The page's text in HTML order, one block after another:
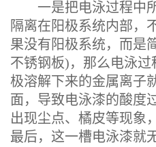
一是把电泳过程中所
隔离在阳极系统内部，
果没有阳极系统，而是
不锈钢板)，那么电泳
极溶解下来的金属离子
面，导致电泳漆的酸度
出现尘点、橘皮等现象
最后，这一槽电泳漆就